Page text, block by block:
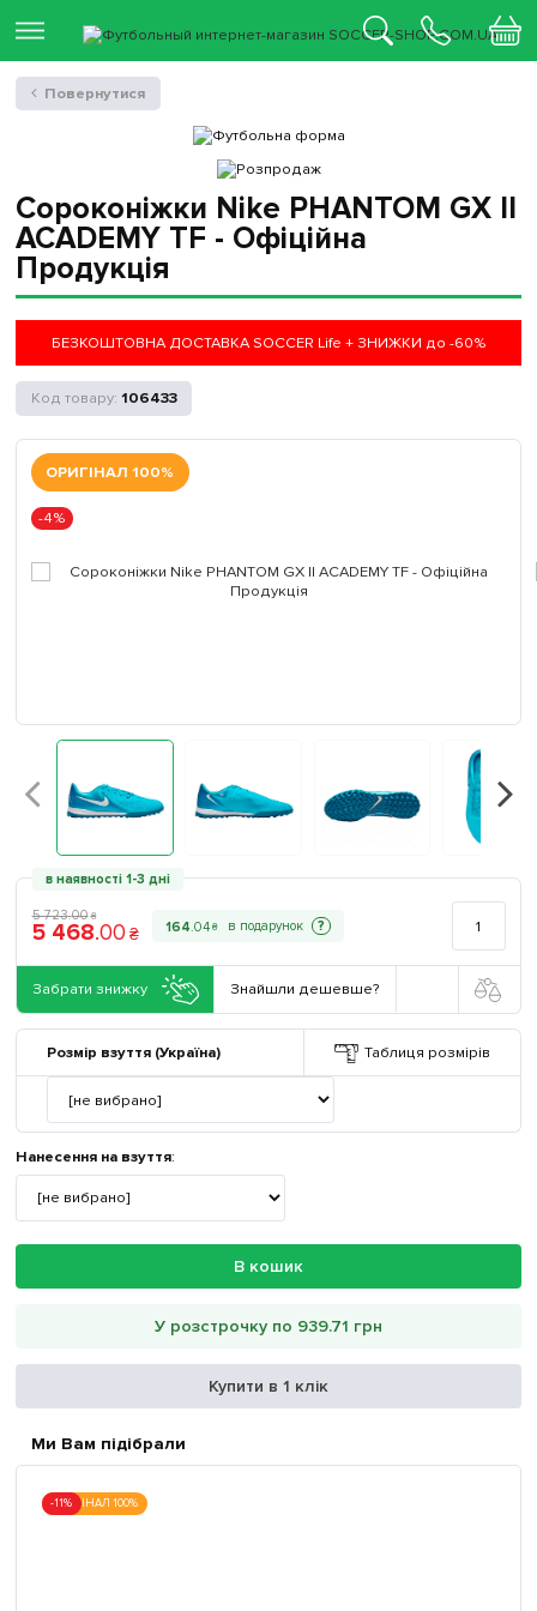
Сороконіжки Nike PHANTOM GX II
ACADEMY TF - Офіційна
Продукція
БЕЗКОШТОВНА ДОСТАВКА SOCCER Life + ЗНИЖКИ до -60%
106433
ОРИГІНАЛ 100%
-4%
в наявності 1-3 дні
5 723.00 ₴
5 468.00 ₴ 164.04 ₴ ?
Забрати знижку Знайшли дешевше?
Розмір взуття (Україна) Таблиця розмірів
Нанесення на взуття:
В кошик
У розстрочку по 939.71 грн
Купити в 1 клік
Ми Вам підібрали
ОРИГІНАЛ 100%
-11%
Повернутися